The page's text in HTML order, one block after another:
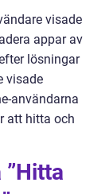
visade
appar av
lösningar
visade
användarna
att hitta och